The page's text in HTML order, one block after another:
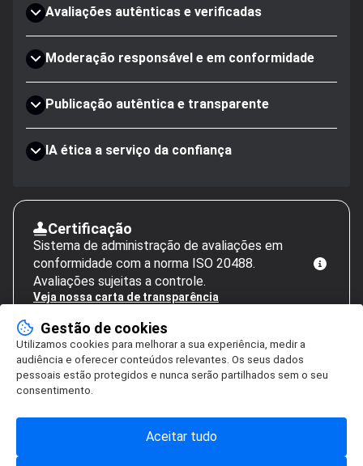
Avaliações autênticas e verificadas
Moderação responsável e em conformidade
Publicação autêntica e transparente
IA ética a serviço da confiança
Certificação
Sistema de administração de avaliações em
conformidade com a norma ISO 20488.
Avaliações sujeitas a controle.
Veja nossa carta de transparência
Gestão de cookies
Utilizamos cookies para melhorar a sua experiência, medir a
audiência e oferecer conteúdos relevantes. Os seus dados
pessoais estão protegidos e nunca serão partilhados sem o seu
consentimento.
Aceitar tudo